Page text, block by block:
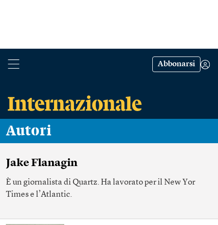
Abbonarsi
Autori
Jake Flanagin
È un giornalista di Quartz. Ha lavorato per il New Yor
Times e l’Atlantic.